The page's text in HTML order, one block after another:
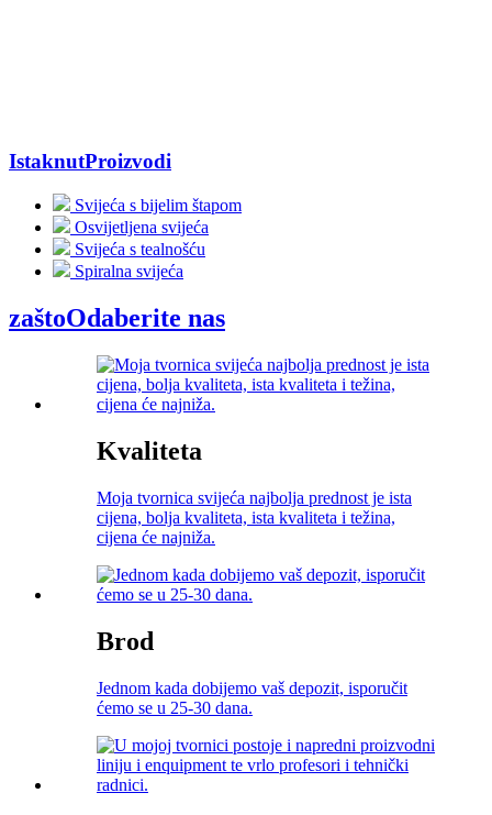
IstaknutProizvodi
Svijeća s bijelim štapom
Osvijetljena svijeća
Svijeća s tealnošću
Spiralna svijeća
zaštoOdaberite nas
Kvaliteta
Moja tvornica svijeća najbolja prednost je ista
cijena, bolja kvaliteta, ista kvaliteta i težina,
cijena će najniža.
Brod
Jednom kada dobijemo vaš depozit, isporučit
ćemo se u 25-30 dana.